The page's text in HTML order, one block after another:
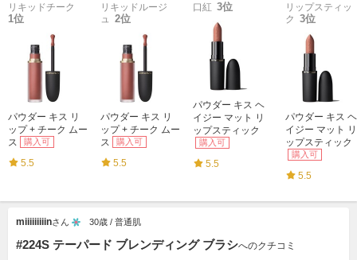
リキッドチーク
1位
パウダー キス リ
ップ + チーク ムー
ス
購入可
5.5
リキッドルージ
ュ 2位
パウダー キス リ
ップ + チーク ムー
ス
購入可
5.5
口紅 3位
パウダー キス ヘ
イジー マット リ
ップスティック
購入可
5.5
リップスティッ
ク 3位
パウダー キス ヘ
イジー マット リ
ップスティック
購入可
5.5
miiiiiiiiinさん 30歳 / 普通肌
#224S テーパード ブレンディング ブラシへのクチコミ